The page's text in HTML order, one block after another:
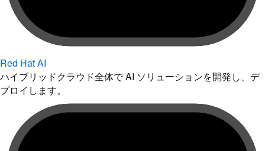
Red Hat AI
ハイブリッドクラウド全体で AI ソリューションを開発し、デ
プロイします。